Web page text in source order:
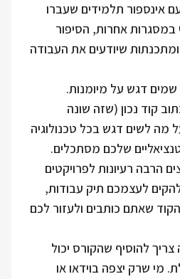
אינספור תלמידים שעברו
אחרות, הסיפור
שיודעים את העבודה
דגש על מיומנות.
קוד נכון (שזה שונה
מה לשים דגש בכל טכנולוגיה
שלכם מסתכלים.
הרבה רעיונות לפרויקטים
לעצמכם תיק עבודות,
שאתם כותבים ולעזור לכם
להוסיף שהקורס יכול
מי שרק יצפה בוידאו או